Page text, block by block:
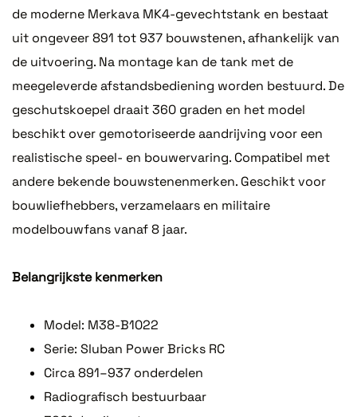
de moderne Merkava MK4-gevechtstank en bestaat
uit ongeveer 891 tot 937 bouwstenen, afhankelijk van
de uitvoering. Na montage kan de tank met de
meegeleverde afstandsbediening worden bestuurd. De
geschutskoepel draait 360 graden en het model
beschikt over gemotoriseerde aandrijving voor een
realistische speel- en bouwervaring. Compatibel met
andere bekende bouwstenenmerken. Geschikt voor
bouwliefhebbers, verzamelaars en militaire
modelbouwfans vanaf 8 jaar.
Belangrijkste kenmerken
Model: M38-B1022
Serie: Sluban Power Bricks RC
Circa 891–937 onderdelen
Radiografisch bestuurbaar